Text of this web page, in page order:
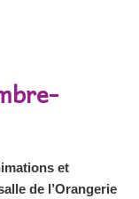
et
de l’Orangerie